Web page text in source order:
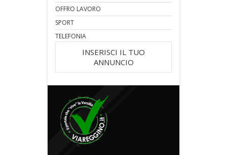
OFFRO LAVORO
SPORT
TELEFONIA
INSERISCI IL TUO
ANNUNCIO